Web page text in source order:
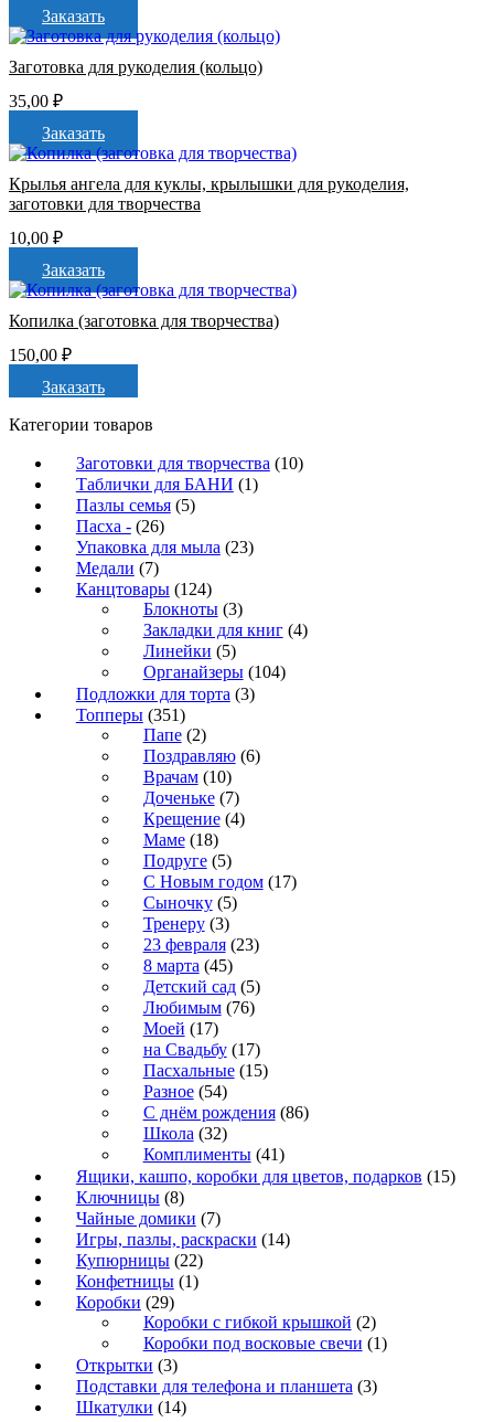
Заказать
Заготовка для рукоделия (кольцо)
35,00 ₽
Заказать
Крылья ангела для куклы, крылышки для рукоделия,
заготовки для творчества
10,00 ₽
Заказать
Копилка (заготовка для творчества)
150,00 ₽
Заказать
Категории товаров
Заготовки для творчества (10)
Таблички для БАНИ (1)
Пазлы семья (5)
Пасха - (26)
Упаковка для мыла (23)
Медали (7)
Канцтовары (124)
Блокноты (3)
Закладки для книг (4)
Линейки (5)
Органайзеры (104)
Подложки для торта (3)
Топперы (351)
Папе (2)
Поздравляю (6)
Врачам (10)
Доченьке (7)
Крещение (4)
Маме (18)
Подруге (5)
С Новым годом (17)
Сыночку (5)
Тренеру (3)
23 февраля (23)
8 марта (45)
Детский сад (5)
Любимым (76)
Моей (17)
на Свадьбу (17)
Пасхальные (15)
Разное (54)
С днём рождения (86)
Школа (32)
Комплименты (41)
Ящики, кашпо, коробки для цветов, подарков (15)
Ключницы (8)
Чайные домики (7)
Игры, пазлы, раскраски (14)
Купюрницы (22)
Конфетницы (1)
Коробки (29)
Коробки с гибкой крышкой (2)
Коробки под восковые свечи (1)
Открытки (3)
Подставки для телефона и планшета (3)
Шкатулки (14)